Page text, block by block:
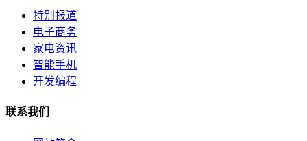
特别报道
电子商务
家电资讯
智能手机
开发编程
联系我们